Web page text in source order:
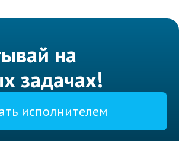
на
задачах!
исполнителем